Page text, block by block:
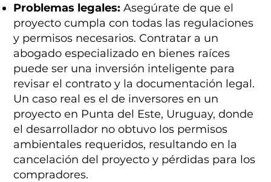
Problemas legales: Asegúrate de que el
proyecto cumpla con todas las regulaciones
y permisos necesarios. Contratar a un
abogado especializado en bienes raíces
puede ser una inversión inteligente para
revisar el contrato y la documentación legal.
Un caso real es el de inversores en un
proyecto en Punta del Este, Uruguay, donde
el desarrollador no obtuvo los permisos
ambientales requeridos, resultando en la
cancelación del proyecto y pérdidas para los
compradores.